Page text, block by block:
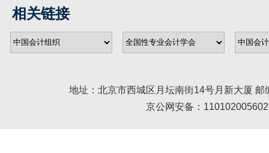
相关链接
地址：北京市西城区月坛南街14号月新大厦
京公网安备：